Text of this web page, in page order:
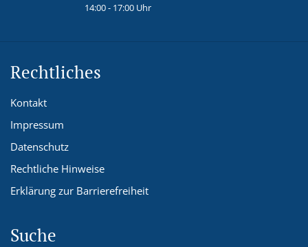
14:00 - 17:00 Uhr
Rechtliches
Kontakt
Impressum
Datenschutz
Rechtliche Hinweise
Erklärung zur Barrierefreiheit
Suche